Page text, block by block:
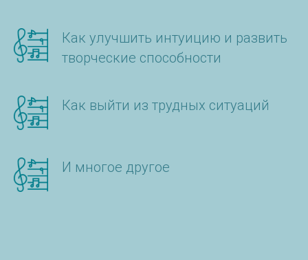
Как улучшить интуицию и развить
творческие способности
Как выйти из трудных ситуаций
И многое другое